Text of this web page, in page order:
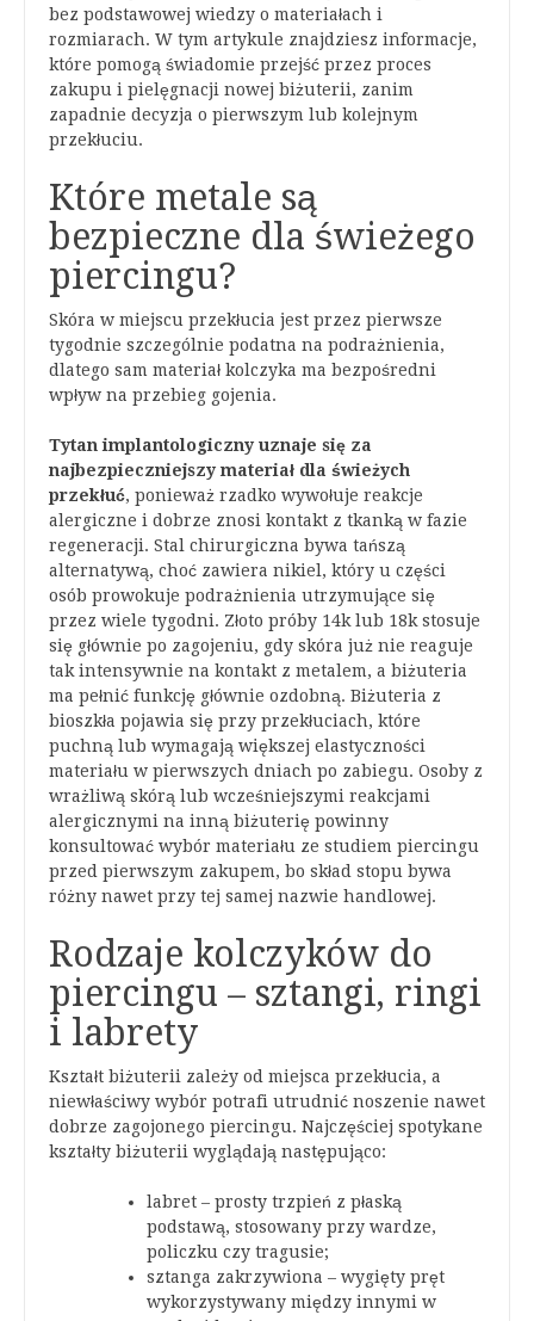
bez podstawowej wiedzy o materiałach i
rozmiarach. W tym artykule znajdziesz informacje,
które pomogą świadomie przejść przez proces
zakupu i pielęgnacji nowej biżuterii, zanim
zapadnie decyzja o pierwszym lub kolejnym
przekłuciu.
Które metale są
bezpieczne dla świeżego
piercingu?
Skóra w miejscu przekłucia jest przez pierwsze
tygodnie szczególnie podatna na podrażnienia,
dlatego sam materiał kolczyka ma bezpośredni
wpływ na przebieg gojenia.
Tytan implantologiczny uznaje się za
najbezpieczniejszy materiał dla świeżych
przekłuć, ponieważ rzadko wywołuje reakcje
alergiczne i dobrze znosi kontakt z tkanką w fazie
regeneracji. Stal chirurgiczna bywa tańszą
alternatywą, choć zawiera nikiel, który u części
osób prowokuje podrażnienia utrzymujące się
przez wiele tygodni. Złoto próby 14k lub 18k stosuje
się głównie po zagojeniu, gdy skóra już nie reaguje
tak intensywnie na kontakt z metalem, a biżuteria
ma pełnić funkcję głównie ozdobną. Biżuteria z
bioszkła pojawia się przy przekłuciach, które
puchną lub wymagają większej elastyczności
materiału w pierwszych dniach po zabiegu. Osoby z
wrażliwą skórą lub wcześniejszymi reakcjami
alergicznymi na inną biżuterię powinny
konsultować wybór materiału ze studiem piercingu
przed pierwszym zakupem, bo skład stopu bywa
różny nawet przy tej samej nazwie handlowej.
Rodzaje kolczyków do
piercingu – sztangi, ringi
i labrety
Kształt biżuterii zależy od miejsca przekłucia, a
niewłaściwy wybór potrafi utrudnić noszenie nawet
dobrze zagojonego piercingu. Najczęściej spotykane
kształty biżuterii wyglądają następująco:
labret – prosty trzpień z płaską
podstawą, stosowany przy wardze,
policzku czy tragusie;
sztanga zakrzywiona – wygięty pręt
wykorzystywany między innymi w